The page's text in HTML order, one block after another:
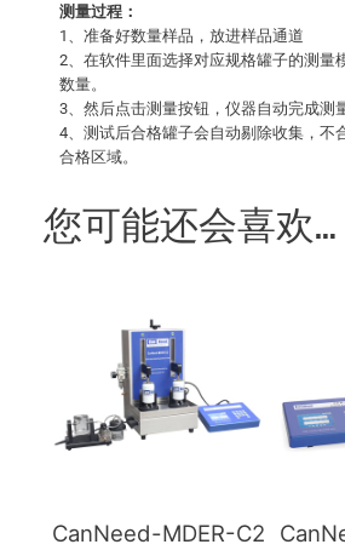
测量过程：
1、准备好数量样品，放进样品通道
2、在软件里面选择对应规格罐子的测量
数量。
3、然后点击测量按钮，仪器自动完成测
4、测试后合格罐子会自动剔除收集，不
合格区域。
您可能还会喜欢…
CanNeed-MDER-C2